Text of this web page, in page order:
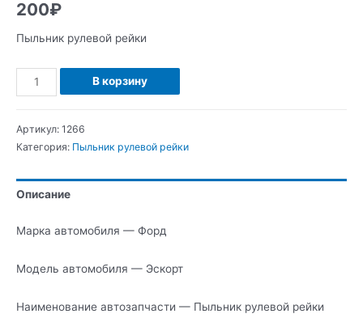
200₽
Пыльник рулевой рейки
Количество
Форд
Пыльник
рейки
В корзину
Артикул: 1266
Категория: Пыльник рулевой рейки
Описание
Марка автомобиля — Форд
Модель автомобиля — Эскорт
Наименование автозапчасти — Пыльник рулевой рейки